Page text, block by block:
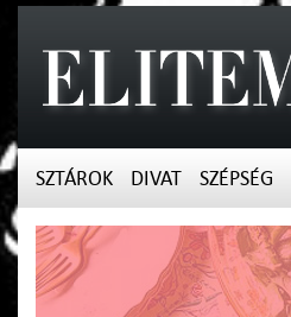
SZTÁROK DIVAT SZÉPSÉG